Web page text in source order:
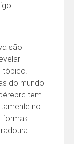
são
do mundo
tem
no
formas